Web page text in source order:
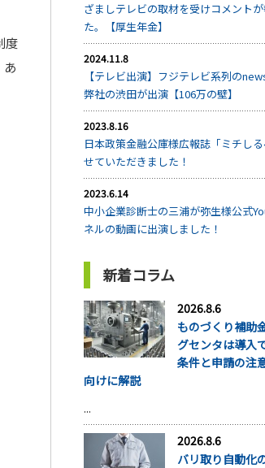
度
あ
ざましテレビの取材を受けコメント
た。【厚生年金】
2024.11.8
【テレビ出演】フジテレビ系列の
弊社の渋田が出演【106万の壁】
2023.8.16
日本政策金融公庫様広報誌「ミチし
せていただきました！
2023.6.14
中小企業診断士の三浦が弥生様公式
ネルの動画に出演しました！
新着コラム
2026.8.6
ものづくり補助
グセンタは導入
条件と申請の注
向けに解説
...
2026.8.6
バリ取り自動化